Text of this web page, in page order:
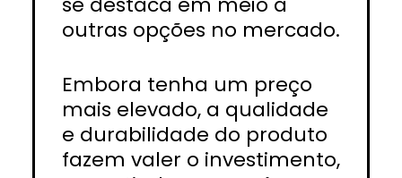
outras opções no mercado.
Embora tenha um preço
mais elevado, a qualidade
e durabilidade do produto
fazem valer o investimento,